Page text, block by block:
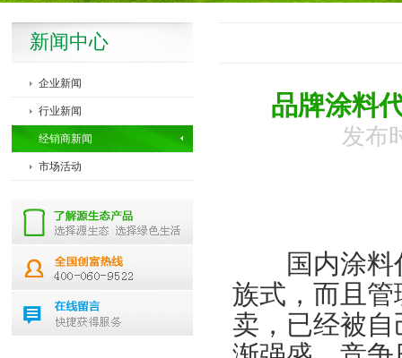
新闻中心
企业新闻
行业新闻
经销商新闻
市场活动
品牌涂料
发布
国内涂料代
族式，而且
卖，已经被